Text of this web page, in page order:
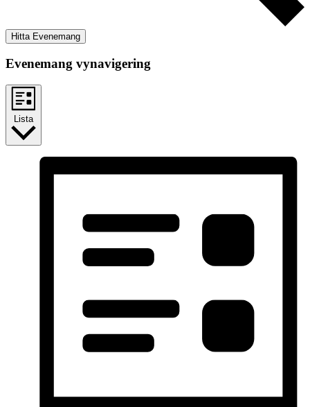
Hitta Evenemang
Evenemang vynavigering
Lista